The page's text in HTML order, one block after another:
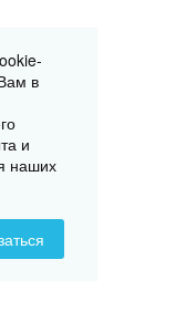
в
и
наших